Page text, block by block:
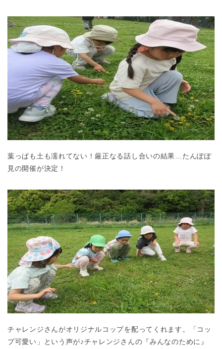
葉っぱも土も濡れてない！厳正なる話し合いの結果…たんぽぽ
見の開催が決定！
チャレンジさんがオリジナルコップを配ってくれます。「コッ
プ可愛い」という声が♪チャレンジさんの『みんなのために』